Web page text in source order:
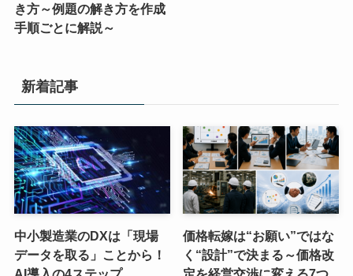
き方～例題の解き方を作成
手順ごとに解説～
新着記事
中小製造業のDXは「現場
データを取る」ことから！
価格転嫁は“お願い”ではな
く“設計”で決まる～価格改